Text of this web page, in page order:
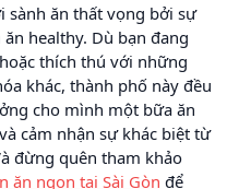
sành ăn thất vọng bởi sự
healthy. Dù bạn đang
thích thú với những
khác, thành phố này đều
cho mình một bữa ăn
cảm nhận sự khác biệt từ
đừng quên tham khảo
ăn ngon tại Sài Gòn để